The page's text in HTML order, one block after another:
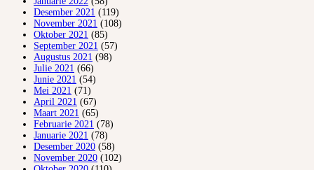
Desember 2021 (119)
November 2021 (108)
Oktober 2021 (85)
September 2021 (57)
Augustus 2021 (98)
Julie 2021 (66)
Junie 2021 (54)
Mei 2021 (71)
April 2021 (67)
Maart 2021 (65)
Februarie 2021 (78)
Januarie 2021 (78)
Desember 2020 (58)
November 2020 (102)